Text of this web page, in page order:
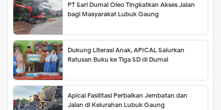
PT Sari Dumai Oleo Tingkatkan Akses Jalan
bagi Masyarakat Lubuk Gaung
Dukung Literasi Anak, APICAL Salurkan
Ratusan Buku ke Tiga SD di Dumai
Apical Fasilitasi Perbaikan Jembatan dan
Jalan di Kelurahan Lubuk Gaung